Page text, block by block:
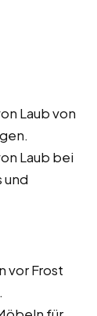
Laub von
Laub bei
und
vor Frost